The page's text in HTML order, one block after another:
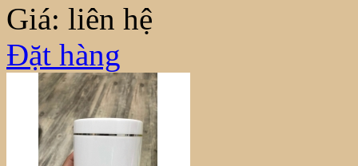
Giá: liên hệ
Đặt hàng